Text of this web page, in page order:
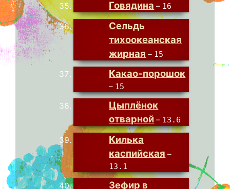
Говядина – 16
Сельдь
тихоокеанская
жирная – 15
Какао-порошок
– 15
Цыплёнок
отварной – 13.6
Килька
каспийская –
13.1
Зефир в